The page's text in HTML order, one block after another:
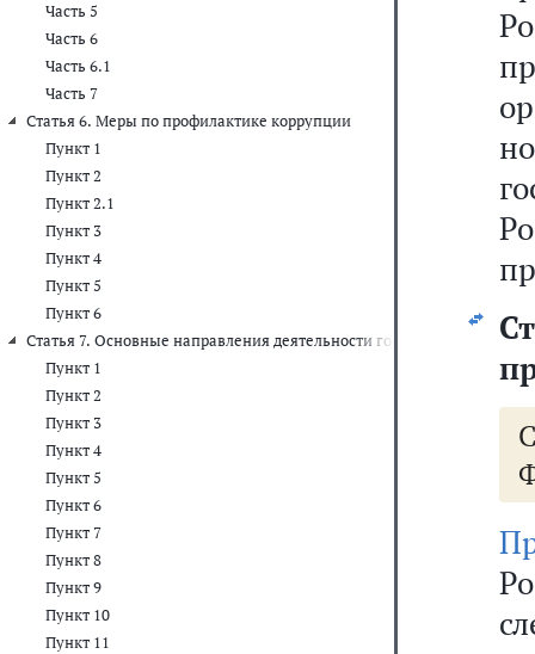
Часть 5
Часть 6
Часть 6.1
Часть 7
Статья 6. Меры по профилактике коррупции
Пункт 1
Пункт 2
Пункт 2.1
Пункт 3
Пункт 4
Пункт 5
Пункт 6
Статья 7. Основные направления деятельности государственных
Пункт 1
Пункт 2
Пункт 3
Пункт 4
Пункт 5
Пункт 6
Пункт 7
Пункт 8
Пункт 9
Пункт 10
Пункт 11